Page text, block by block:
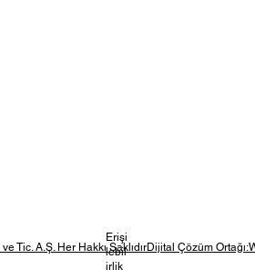
Erişi
lebil
irlik
Tic. A.Ş. Her Hakkı SaklıdırDijital Çözüm